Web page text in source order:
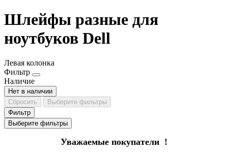
Шлейфы разные для
ноутбуков Dell
Левая колонка
Фильтр
Наличие
Нет в наличии
Сбросить
Выберите фильтры
Фильтр
Выберите фильтры
Уважаемые покупатели !